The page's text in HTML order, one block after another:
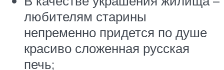
любителям старины
непременно придется по душе
красиво сложенная русская
печь;